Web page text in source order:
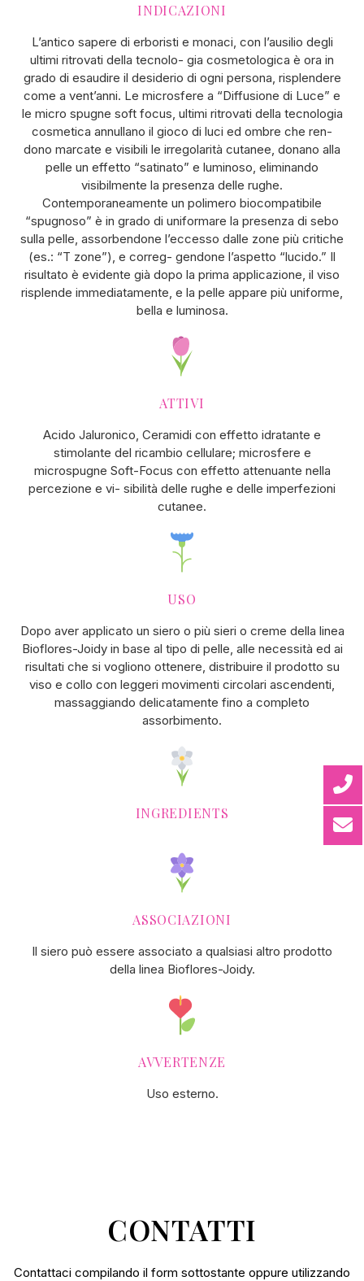
INDICAZIONI
L’antico sapere di erboristi e monaci, con l’ausilio degli
ultimi ritrovati della tecnolo- gia cosmetologica è ora in
grado di esaudire il desiderio di ogni persona, risplendere
come a vent’anni. Le microsfere a “Diffusione di Luce” e
le micro spugne soft focus, ultimi ritrovati della tecnologia
cosmetica annullano il gioco di luci ed ombre che ren-
dono marcate e visibili le irregolarità cutanee, donano alla
pelle un effetto “satinato” e luminoso, eliminando
visibilmente la presenza delle rughe.
Contemporaneamente un polimero biocompatibile
“spugnoso” è in grado di uniformare la presenza di sebo
sulla pelle, assorbendone l’eccesso dalle zone più critiche
(es.: “T zone”), e correg- gendone l’aspetto “lucido.” Il
risultato è evidente già dopo la prima applicazione, il viso
risplende immediatamente, e la pelle appare più uniforme,
bella e luminosa.
ATTIVI
Acido Jaluronico, Ceramidi con effetto idratante e
stimolante del ricambio cellulare; microsfere e
microspugne Soft-Focus con effetto attenuante nella
percezione e vi- sibilità delle rughe e delle imperfezioni
cutanee.
USO
Dopo aver applicato un siero o più sieri o creme della linea
Bioflores-Joidy in base al tipo di pelle, alle necessità ed ai
risultati che si vogliono ottenere, distribuire il prodotto su
viso e collo con leggeri movimenti circolari ascendenti,
massaggiando delicatamente fino a completo
assorbimento.
INGREDIENTS
ASSOCIAZIONI
Il siero può essere associato a qualsiasi altro prodotto
della linea Bioflores-Joidy.
AVVERTENZE
Uso esterno.
CONTATTI
Contattaci compilando il form sottostante oppure utilizzando